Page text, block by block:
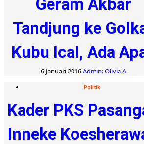
Geram Akbar
Tandjung ke
Kubu Ical, Ada
6 Januari 2016Admin: Olivia A
Politik
Kader PKS
Inneke